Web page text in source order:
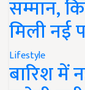
सम्मान,
मिली नई
Lifestyle
बारिश में